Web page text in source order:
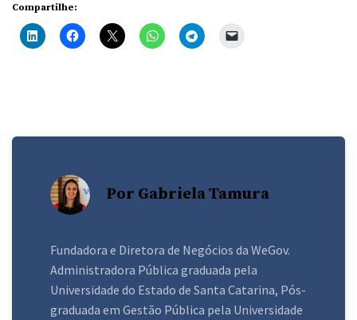
Compartilhe:
Por Gabriela Tamura
Fundadora e Diretora de Negócios da WeGov.
Administradora Pública graduada pela
Universidade do Estado de Santa Catarina, Pós-
graduada em Gestão Pública pela Universidade